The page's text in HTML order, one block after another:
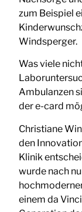
zum Beispiel
Windsperger.
Was viele
Ambulanzen
der e-card
Christiane
den
Klinik
wurde nach
einem da